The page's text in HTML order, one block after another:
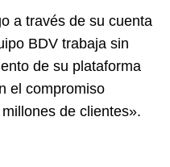
a través de su cuenta
BDV trabaja sin
de su plataforma
el compromiso
de clientes».